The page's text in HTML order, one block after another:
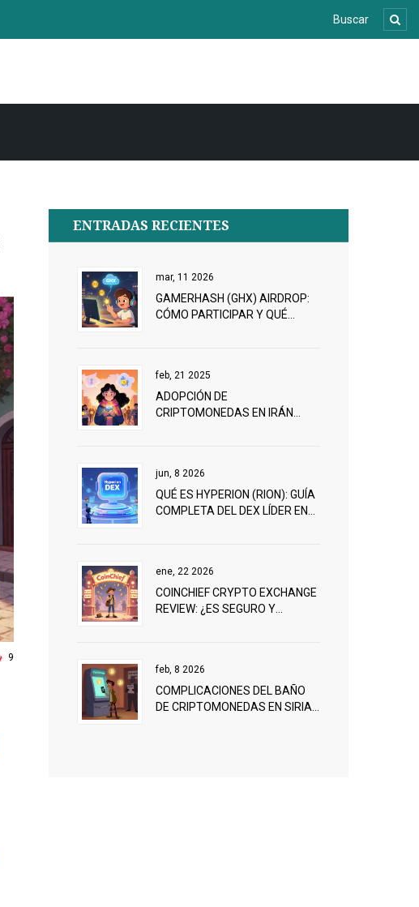
9
ENTRADAS RECIENTES
mar, 11 2026
GAMERHASH (GHX) AIRDROP:
CÓMO PARTICIPAR Y QUÉ
feb, 21 2025
ADOPCIÓN DE
CRIPTOMONEDAS EN IRÁN
jun, 8 2026
QUÉ ES HYPERION (RION): GUÍA
COMPLETA DEL DEX LÍDER EN
ene, 22 2026
COINCHIEF CRYPTO EXCHANGE
REVIEW: ¿ES SEGURO Y
feb, 8 2026
COMPLICACIONES DEL BAÑO
DE CRIPTOMONEDAS EN SIRIA